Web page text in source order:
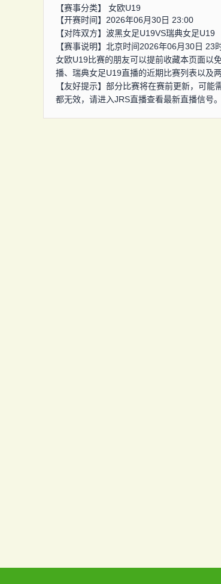
【赛事分类】 女欧U19
【开赛时间】2026年06月30日 23:00
【对阵双方】 波黑女足U19VS瑞典女足U19
【赛事说明】北京时间2026年06月30日
女欧U19比赛的朋友可以提前收藏本页面以
播、瑞典女足U19直播的近期比赛列表以及
【友好提示】部分比赛将在赛前更新，可
都无效，请进入JRS直播查看最新直播信号。